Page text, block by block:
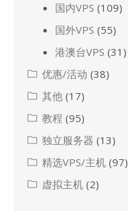
国内VPS (109)
国外VPS (55)
港澳台VPS (31)
优惠/活动 (38)
其他 (17)
教程 (95)
独立服务器 (13)
精选VPS/主机 (97)
虚拟主机 (2)